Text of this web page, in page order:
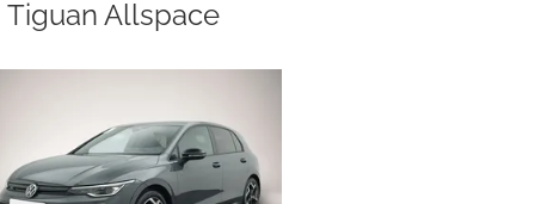
Tiguan Allspace